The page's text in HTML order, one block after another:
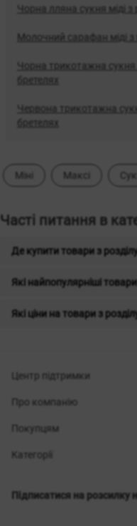
Чорна лляна сукня міді з
Молочний сарафан міді
Чорна трикотажна
бретелях
Червона трикотажна
бретелях
Міні Максі
Часті питання в
Де купити товари з розділу
Які найпопулярніші товари
Які ціни на товари з
Центр підтримки
Viber
Передзвоніть мені
Контакти
Про компанію
Про бренд
Магазини
Покупцям
Доставка
Сертифікати
Категорії
Сукні
Верхній одяг
Підписатися на розсилку